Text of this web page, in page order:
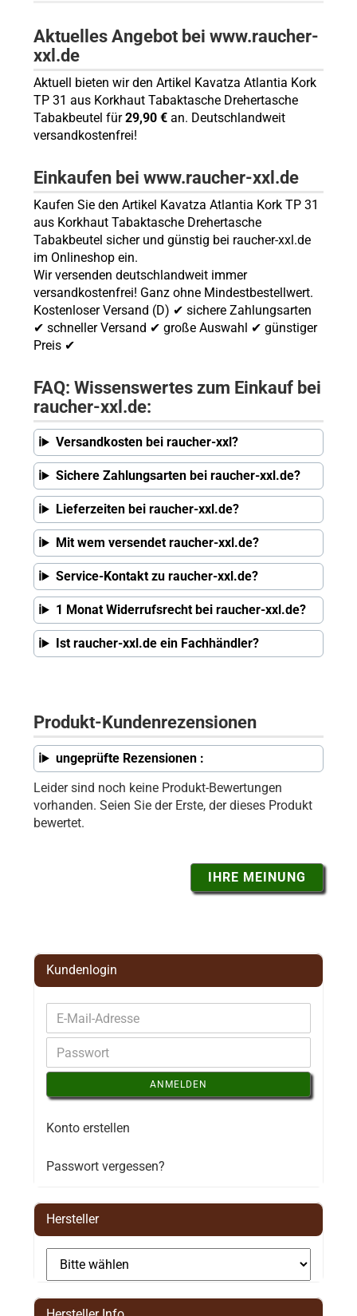
Aktuelles Angebot bei www.raucher-
xxl.de
Aktuell bieten wir den Artikel Kavatza Atlantia Kork
TP 31 aus Korkhaut Tabaktasche Drehertasche
Tabakbeutel für29,90 €an. Deutschlandweit
versandkostenfrei!
Einkaufen bei www.raucher-xxl.de
Kaufen Sie den Artikel Kavatza Atlantia Kork TP 31
aus Korkhaut Tabaktasche Drehertasche
Tabakbeutel sicher und günstig bei raucher-xxl.de
im Onlineshop ein.
Wir versenden deutschlandweit immer
versandkostenfrei! Ganz ohne Mindestbestellwert.
Kostenloser Versand (D) ✔ sichere Zahlungsarten
✔ schneller Versand ✔ große Auswahl ✔ günstiger
Preis ✔
FAQ: Wissenswertes zum Einkauf bei
raucher-xxl.de:
Versandkosten bei raucher-xxl?
Sichere Zahlungsarten bei raucher-xxl.de?
Lieferzeiten bei raucher-xxl.de?
Mit wem versendet raucher-xxl.de?
Service-Kontakt zu raucher-xxl.de?
1 Monat Widerrufsrecht bei raucher-xxl.de?
Ist raucher-xxl.de ein Fachhändler?
Produkt-Kundenrezensionen
ungeprüfte Rezensionen :
Leider sind noch keine Produkt-Bewertungen
vorhanden. Seien Sie der Erste, der dieses Produkt
bewertet.
IHRE MEINUNG
Kundenlogin
ANMELDEN
Konto erstellen
Passwort vergessen?
Hersteller